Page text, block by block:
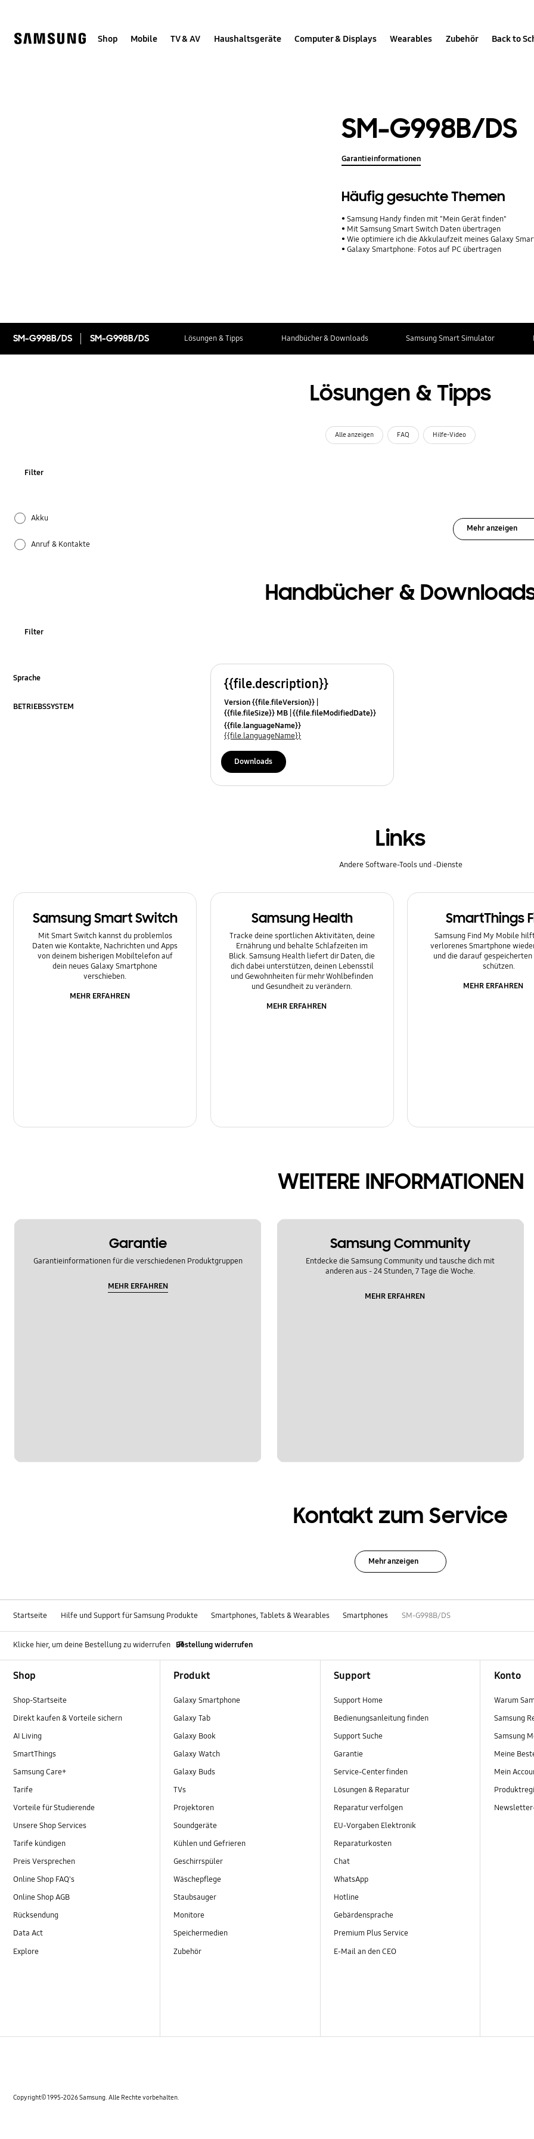
help
Shop Mobile TV & AV Haushaltsgeräte Computer & Displays Wearables Zubehör Back to
SM-G998B/DS
Garantieinformationen
Häufig gesuchte Themen
Samsung Handy finden mit "Mein Gerät finden"
Mit Samsung Smart Switch Daten übertragen
Wie optimiere ich die Akkulaufzeit meines Galaxy
Galaxy Smartphone: Fotos auf PC übertragen
SM-G998B/DS SM-G998B/DS Lösungen & Tipps Handbücher & Downloads Samsung Smart Simulator
Lösungen & Tipps
Alle anzeigen FAQ Hilfe-Video
Filter
Akku
Anruf & Kontakte
Firmware-Update
Galaxy Apps
Sperre
Ton
Mehr anzeigen
Handbücher &
Filter
Sprache
BETRIEBSSYSTEM
{{file.description}}
Version {{file.fileVersion}}
{{file.fileSize}} MB {{file.fileModifiedDate}}
{{file.osNames}}
{{file.languageName}}
{{file.languageName}}
Downloads
Links
Andere Software-Tools und -Dienste
Samsung Smart Switch
Mit Smart Switch kannst du problemlos
Daten wie Kontakte, Nachrichten und Apps
von deinem bisherigen Mobiltelefon auf
dein neues Galaxy Smartphone
verschieben.
MEHR ERFAHREN
Samsung Health
Tracke deine sportlichen Aktivitäten, deine
Ernährung und behalte Schlafzeiten im
Blick. Samsung Health liefert dir Daten, die
dich dabei unterstützen, deinen Lebensstil
und Gewohnheiten für mehr Wohlbefinden
und Gesundheit zu verändern.
MEHR ERFAHREN
SmartThings
Samsung Find My Mobile
verlorenes Smartphone
und die darauf
schützen.
MEHR ERFAHREN
WEITERE INFORMATIONEN
Garantie
Garantieinformationen für die verschiedenen Produktgruppen
MEHR ERFAHREN
Samsung Community
Entdecke die Samsung Community und tausche dich mit
anderen aus - 24 Stunden, 7 Tage die Woche.
MEHR ERFAHREN
Kontakt zum Service
Mehr anzeigen
Startseite Hilfe und Support für Samsung Produkte Smartphones, Tablets & Wearables Smartphones SM-G998B/DS
Klicke hier, um deine Bestellung zu widerrufen Bestellung widerrufen
Shop
Shop-Startseite
Direkt kaufen & Vorteile sichern
AI Living
SmartThings
Samsung Care+
Tarife
Vorteile für Studierende
Unsere Shop Services
Tarife kündigen
Preis Versprechen
Online Shop FAQ's
Online Shop AGB
Rücksendung
Data Act
Explore
Produkt
Galaxy Smartphone
Galaxy Tab
Galaxy Book
Galaxy Watch
Galaxy Buds
TVs
Projektoren
Soundgeräte
Kühlen und Gefrieren
Geschirrspüler
Wäschepflege
Staubsauger
Monitore
Speichermedien
Zubehör
Support
Support Home
Bedienungsanleitung finden
Support Suche
Garantie
Service-Center finden
Lösungen & Reparatur
Reparatur verfolgen
EU-Vorgaben Elektronik
Reparaturkosten
Chat
WhatsApp
Hotline
Gebärdensprache
Premium Plus Service
E-Mail an den CEO
Konto
Warum
Samsung
Samsung
Meine
Mein
Copyright© 1995-2026 Samsung. Alle Rechte vorbehalten.